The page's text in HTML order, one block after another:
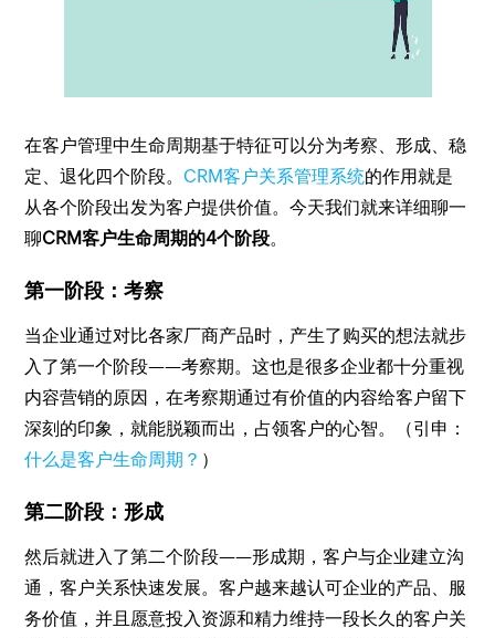
在客户管理中生命周期基于特征可以分为考察、形成、稳
定、退化四个阶段。 CRM客户关系管理系统的作用就是
从各个阶段出发为客户提供价值。今天我们就来详细聊一
聊CRM客户生命周期的4个阶段。
第一阶段：考察
当企业通过对比各家厂商产品时，产生了购买的想法就步
入了第一个阶段——考察期。这也是很多企业都十分重视
内容营销的原因，在考察期通过有价值的内容给客户留下
深刻的印象，就能脱颖而出，占领客户的心智。（引申：
什么是客户生命周期？ ）
第二阶段：形成
然后就进入了第二个阶段——形成期，客户与企业建立沟
通，客户关系快速发展。客户越来越认可企业的产品、服
务价值，并且愿意投入资源和精力维持一段长久的客户关